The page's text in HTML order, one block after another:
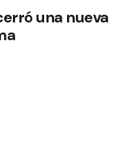
una nueva